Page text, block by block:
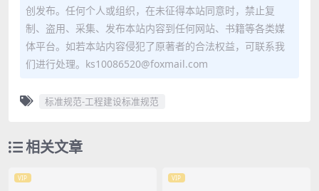
创发布。任何个人或组织，在未征得本站同意时，禁止复
制、盗用、采集、发布本站内容到任何网站、书籍等各类媒
体平台。如若本站内容侵犯了原著者的合法权益，可联系我
们进行处理。ks10086520@foxmail.com
标准规范-工程建设标准规范
相关文章
VIP VIP